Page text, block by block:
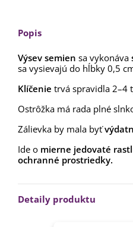
Daucus carota -
1,53 €
Ľalia Canova - Lilium
cibuľoviny - 1 ks
3,85 €
Begonia superba -...
2,69 € 3,85 € -30%
Eukalyptus Baby
Blahovičník -
Popis
Výsev semien sa vykonáva
sa vysievajú do hĺbky 0,5
Klíčenie trvá spravidla 2–4
Ostrôžka má rada plné
Zálievka by mala byť
Ide o mierne jedovaté
ochranné prostriedky.
Detaily produktu